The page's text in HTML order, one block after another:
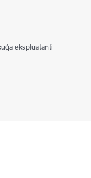
ekspluatanti